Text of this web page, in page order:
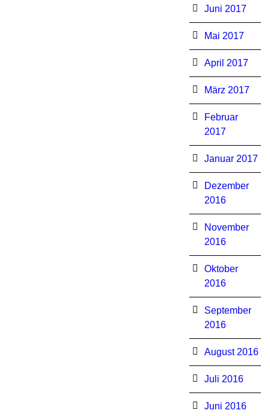
Juni 2017
Mai 2017
April 2017
März 2017
Februar
2017
Januar 2017
Dezember
2016
November
2016
Oktober
2016
September
2016
August 2016
Juli 2016
Juni 2016